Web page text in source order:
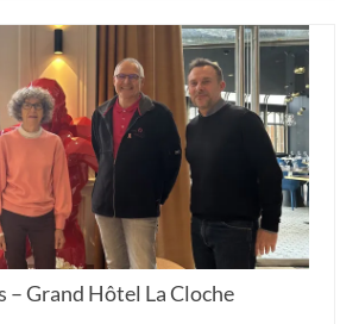
– Grand Hôtel La Cloche